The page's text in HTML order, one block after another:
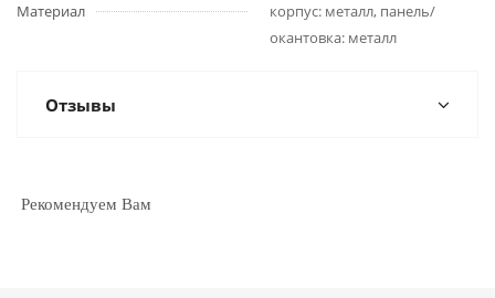
Материал
корпус: металл, панель/
окантовка: металл
Отзывы
Рекомендуем Вам